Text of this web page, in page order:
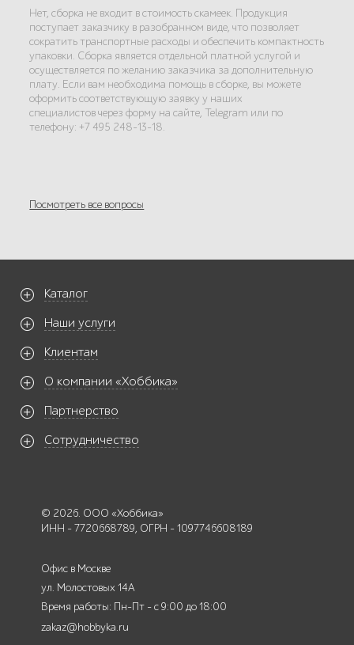
Нет, сборка не входит в стоимость скамеек. Продукция
поступает заказчику в разобранном виде, что позволяет
сократить транспортные расходы и обеспечить компактность
упаковки. Сборка является отдельной платной услугой и
осуществляется по желанию заказчика за дополнительную
плату. Если вам необходима помощь в сборке, вы можете
оформить соответствующую заявку у наших
специалистов через форму на сайте, Telegram или по
телефону: +7 495 248-13-18.
Посмотреть все вопросы
Каталог
Наши услуги
Клиентам
О компании «Хоббика»
Партнерство
Сотрудничество
© 2026. ООО «Хоббика»
ИНН - 7720668789, ОГРН - 1097746608189
Офис в Москве
ул. Молостовых 14А
Время работы: Пн-Пт - с 9:00 до 18:00
zakaz@hobbyka.ru